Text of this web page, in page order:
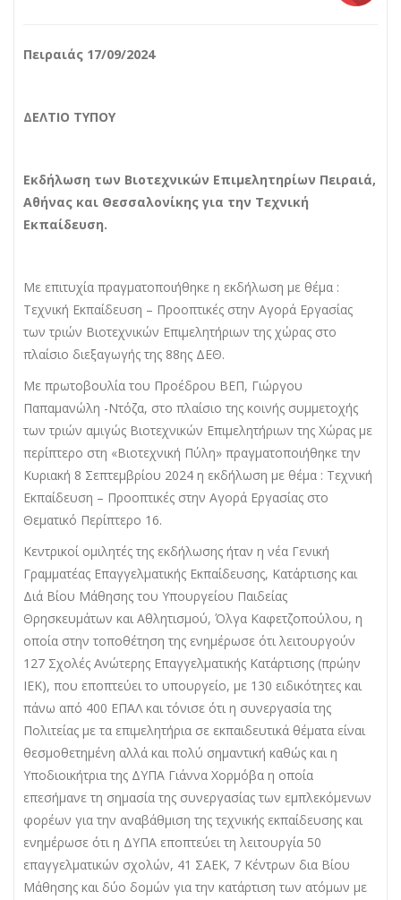
Πειραιάς 17/09/2024
ΔΕΛΤΙΟ ΤΥΠΟΥ
Εκδήλωση των Βιοτεχνικών Επιμελητηρίων Πειραιά,
Αθήνας και Θεσσαλονίκης για την Τεχνική
Εκπαίδευση.
Με επιτυχία πραγματοποιήθηκε η εκδήλωση με θέμα :
Τεχνική Εκπαίδευση – Προοπτικές στην Αγορά Εργασίας
των τριών Βιοτεχνικών Επιμελητήριων της χώρας στο
πλαίσιο διεξαγωγής της 88ης ΔΕΘ.
Με πρωτοβουλία του Προέδρου ΒΕΠ, Γιώργου
Παπαμανώλη -Ντόζα, στο πλαίσιο της κοινής συμμετοχής
των τριών αμιγώς Βιοτεχνικών Επιμελητήριων της Χώρας με
περίπτερο στη «Βιοτεχνική Πύλη» πραγματοποιήθηκε την
Κυριακή 8 Σεπτεμβρίου 2024 η εκδήλωση με θέμα : Τεχνική
Εκπαίδευση – Προοπτικές στην Αγορά Εργασίας στο
Θεματικό Περίπτερο 16.
Κεντρικοί ομιλητές της εκδήλωσης ήταν η νέα Γενική
Γραμματέας Επαγγελματικής Εκπαίδευσης, Κατάρτισης και
Διά Βίου Μάθησης του Υπουργείου Παιδείας
Θρησκευμάτων και Αθλητισμού, Όλγα Καφετζοπούλου, η
οποία στην τοποθέτηση της ενημέρωσε ότι λειτουργούν
127 Σχολές Ανώτερης Επαγγελματικής Κατάρτισης (πρώην
ΙΕΚ), που εποπτεύει το υπουργείο, με 130 ειδικότητες και
πάνω από 400 ΕΠΑΛ και τόνισε ότι η συνεργασία της
Πολιτείας με τα επιμελητήρια σε εκπαιδευτικά θέματα είναι
θεσμοθετημένη αλλά και πολύ σημαντική καθώς και η
Υποδιοικήτρια της ΔΥΠΑ Γιάννα Χορμόβα η οποία
επεσήμανε τη σημασία της συνεργασίας των εμπλεκόμενων
φορέων για την αναβάθμιση της τεχνικής εκπαίδευσης και
ενημέρωσε ότι η ΔΥΠΑ εποπτεύει τη λειτουργία 50
επαγγελματικών σχολών, 41 ΣΑΕΚ, 7 Κέντρων δια Βίου
Μάθησης και δύο δομών για την κατάρτιση των ατόμων με